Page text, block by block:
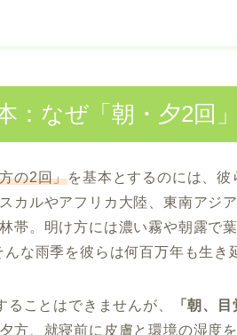
：なぜ「朝・夕2回
の2回」を基本とするのには、彼
カルやアフリカ大陸、東南アジ
帯。明け方には濃い霧や朝露で
な雨季を彼らは何百万年も生き
ことはできませんが、
「朝、
夕方、就寝前に皮膚と環境の湿度